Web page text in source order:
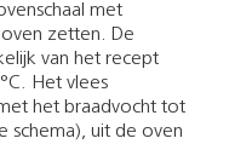
met
zetten. De
van het recept
Het vlees
het braadvocht tot
schema), uit de oven